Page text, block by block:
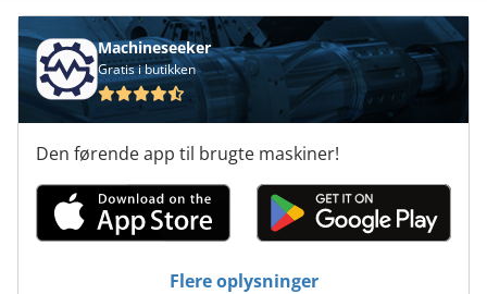
Machineseeker
Gratis i butikken
Den førende app til brugte maskiner!
Flere oplysninger